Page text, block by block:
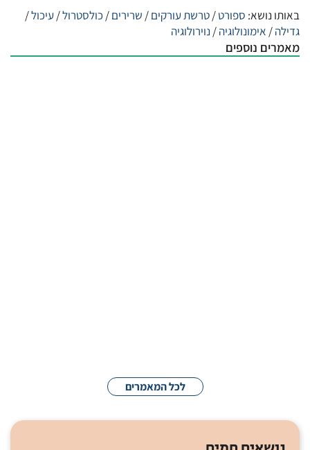
באותו נושא: ספורט/טרשת עורקים/ שרירים/ כולסטרול/עיכול/
גדילה/ אימונולוגיה/ נוירולוגיה
מאמרים נוספים
לכל המאמרים